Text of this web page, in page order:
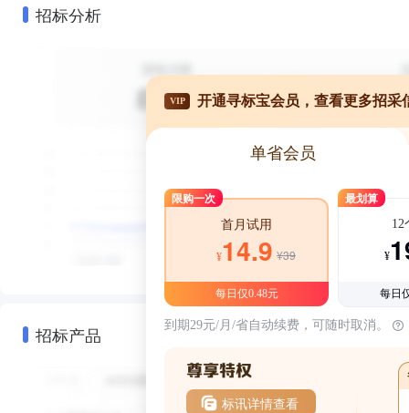
招标分析
招标产品
VIP 开通寻标宝会员，查看更多招采
单省会员
限购一次
首月试用
¥14.9 ¥39
每日仅0.48元
最划算
12
¥
每日
到期29元/月/省自动续费，可随时取消。
标讯详情查看